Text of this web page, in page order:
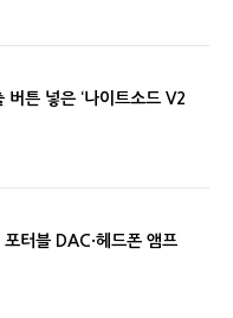
버튼 넣은 ‘나이트소드 V2
터블 DAC·헤드폰 앰프